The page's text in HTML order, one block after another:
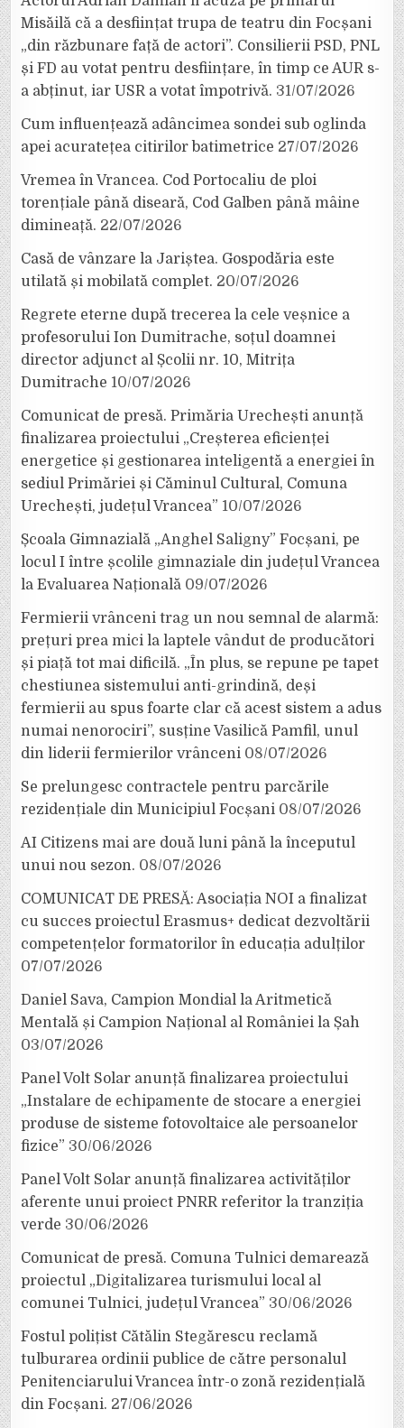
Misăilă că a desființat trupa de teatru din Focșani
„din răzbunare față de actori”. Consilierii PSD, PNL
și FD au votat pentru desființare, în timp ce AUR s-
a abținut, iar USR a votat împotrivă. 31/07/2026
Cum influențează adâncimea sondei sub oglinda
apei acuratețea citirilor batimetrice 27/07/2026
Vremea în Vrancea. Cod Portocaliu de ploi
torențiale până diseară, Cod Galben până mâine
dimineață. 22/07/2026
Casă de vânzare la Jariștea. Gospodăria este
utilată și mobilată complet. 20/07/2026
Regrete eterne după trecerea la cele veșnice a
profesorului Ion Dumitrache, soțul doamnei
director adjunct al Școlii nr. 10, Mitrița
Dumitrache 10/07/2026
Comunicat de presă. Primăria Urechești anunță
finalizarea proiectului „Creșterea eficienței
energetice și gestionarea inteligentă a energiei în
sediul Primăriei și Căminul Cultural, Comuna
Urechești, județul Vrancea” 10/07/2026
Școala Gimnazială „Anghel Saligny” Focșani, pe
locul I între școlile gimnaziale din județul Vrancea
la Evaluarea Națională 09/07/2026
Fermierii vrânceni trag un nou semnal de alarmă:
prețuri prea mici la laptele vândut de producători
și piață tot mai dificilă. „În plus, se repune pe tapet
chestiunea sistemului anti-grindină, deși
fermierii au spus foarte clar că acest sistem a adus
numai nenorociri”, susține Vasilică Pamfil, unul
din liderii fermierilor vrânceni 08/07/2026
Se prelungesc contractele pentru parcările
rezidențiale din Municipiul Focșani 08/07/2026
AI Citizens mai are două luni până la începutul
unui nou sezon. 08/07/2026
COMUNICAT DE PRESĂ: Asociația NOI a finalizat
cu succes proiectul Erasmus+ dedicat dezvoltării
competențelor formatorilor în educația adulților
07/07/2026
Daniel Sava, Campion Mondial la Aritmetică
Mentală și Campion Național al României la Șah
03/07/2026
Panel Volt Solar anunță finalizarea proiectului
„Instalare de echipamente de stocare a energiei
produse de sisteme fotovoltaice ale persoanelor
fizice” 30/06/2026
Panel Volt Solar anunță finalizarea activităților
aferente unui proiect PNRR referitor la tranziția
verde 30/06/2026
Comunicat de presă. Comuna Tulnici demarează
proiectul „Digitalizarea turismului local al
comunei Tulnici, județul Vrancea” 30/06/2026
Fostul polițist Cătălin Stegărescu reclamă
tulburarea ordinii publice de către personalul
Penitenciarului Vrancea într-o zonă rezidențială
din Focșani. 27/06/2026